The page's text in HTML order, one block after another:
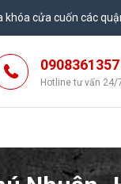
khóa cửa cuốn các
0908361357
Hotline tư vấn 24/